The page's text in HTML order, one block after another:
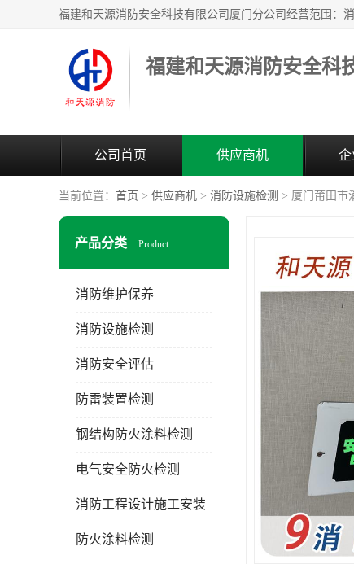
公司首页 供应商机 企
当前位置： 首页 > 供应商机 > 消防设施检测 > 厦门莆田市
产品分类 Product
消防维护保养
消防设施检测
消防安全评估
防雷装置检测
钢结构防火涂料检测
电气安全防火检测
消防工程设计施工安装
防火涂料检测